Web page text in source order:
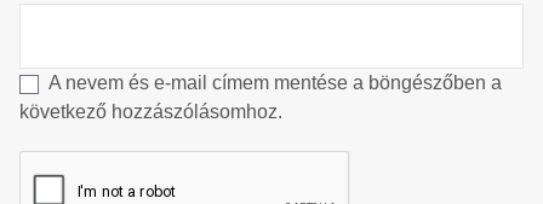
A nevem és e-mail címem mentése a böngészőben a
következő hozzászólásomhoz.